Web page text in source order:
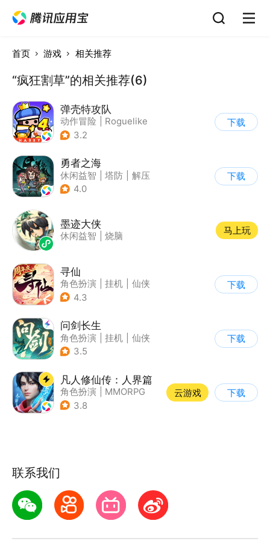
首页 游戏 相关推荐
“疯狂割草”的相关推荐(6)
弹壳特攻队
动作冒险
Roguelike
| 冒险
3.2
下载
勇者之海
休闲益智 塔防
解压
| 无双割草
4.0
下载
墨迹大侠
休闲益智 烧脑
马上玩
寻仙
角色扮演 挂机
仙侠
| 寻仙
4.3
下载
问剑长生
角色扮演 挂机
仙侠
| 剧情
3.5
下载
凡人修仙传：人界篇
角色扮演
MMORPG
| 仙侠
3.8
云游戏 下载
联系我们